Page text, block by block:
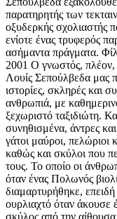
παρατηρητής των
οξυδερκής σχολιαστής
ενίοτε ένας τρυφερός
ασήμαντα πράγματα.
2001 Ο γνωστός, πλέον,
Λουίς Σεπούλβεδα μας
ιστορίες, σκληρές και
ανθρωπιά, με
ξεχωριστό ταξιδιώτη.
συνηθισμένα, άντρες
γάτοι μαύροι, πελώριοι
καθώς και σκύλοι που
τους. Το οποίο οι
όταν ένας Πολωνός
διαμαρτυρήθηκε,
ουρλιαχτό όταν άκουσε